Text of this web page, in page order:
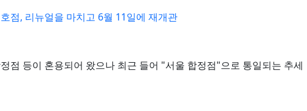
점, 리뉴얼을 마치고 6월 11일에 재개관
점 등이 혼용되어 왔으나 최근 들어 "서울 합정점"으로 통일되는 추세